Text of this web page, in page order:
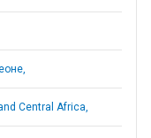
Central Africa,